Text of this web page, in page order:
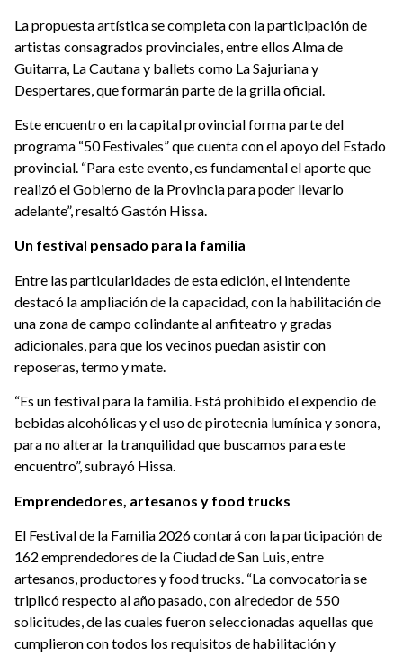
La propuesta artística se completa con la participación de
artistas consagrados provinciales, entre ellos Alma de
Guitarra, La Cautana y ballets como La Sajuriana y
Despertares, que formarán parte de la grilla oficial.
Este encuentro en la capital provincial forma parte del
programa “50 Festivales” que cuenta con el apoyo del Estado
provincial. “Para este evento, es fundamental el aporte que
realizó el Gobierno de la Provincia para poder llevarlo
adelante”, resaltó Gastón Hissa.
Un festival pensado para la familia
Entre las particularidades de esta edición, el intendente
destacó la ampliación de la capacidad, con la habilitación de
una zona de campo colindante al anfiteatro y gradas
adicionales, para que los vecinos puedan asistir con
reposeras, termo y mate.
“Es un festival para la familia. Está prohibido el expendio de
bebidas alcohólicas y el uso de pirotecnia lumínica y sonora,
para no alterar la tranquilidad que buscamos para este
encuentro”, subrayó Hissa.
Emprendedores, artesanos y food trucks
El Festival de la Familia 2026 contará con la participación de
162 emprendedores de la Ciudad de San Luis, entre
artesanos, productores y food trucks. “La convocatoria se
triplicó respecto al año pasado, con alrededor de 550
solicitudes, de las cuales fueron seleccionadas aquellas que
cumplieron con todos los requisitos de habilitación y